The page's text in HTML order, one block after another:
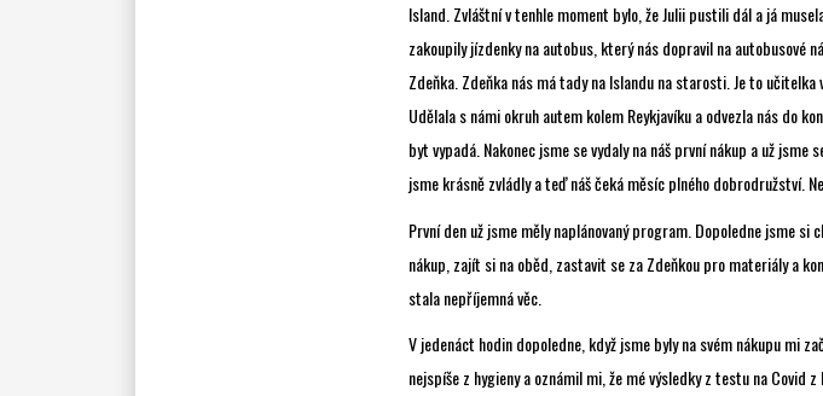
Island. Zvláštní v tenhle moment bylo, že Julii pustili dál a já
zakoupily jízdenky na autobus, který nás dopravil na autobusové
Zdeňka. Zdeňka nás má tady na Islandu na starosti. Je to
Udělala s námi okruh autem kolem Reykjavíku a odvezla nás do
byt vypadá. Nakonec jsme se vydaly na náš první nákup a už
jsme krásně zvládly a teď náš čeká měsíc plného dobrodružství.
První den už jsme měly naplánovaný program. Dopoledne jsme
nákup, zajít si na oběd, zastavit se za Zdeňkou pro materiály a
stala nepříjemná věc.
V jedenáct hodin dopoledne, když jsme byly na svém nákupu mi
nejspíše z hygieny a oznámil mi, že mé výsledky z testu na